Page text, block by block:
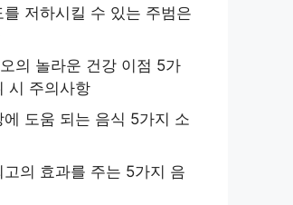
를 저하시킬 수 있는 주범은
의 놀라운 건강 이점 5가
시 주의사항
에 도움 되는 음식 5가지 소
고의 효과를 주는 5가지 음